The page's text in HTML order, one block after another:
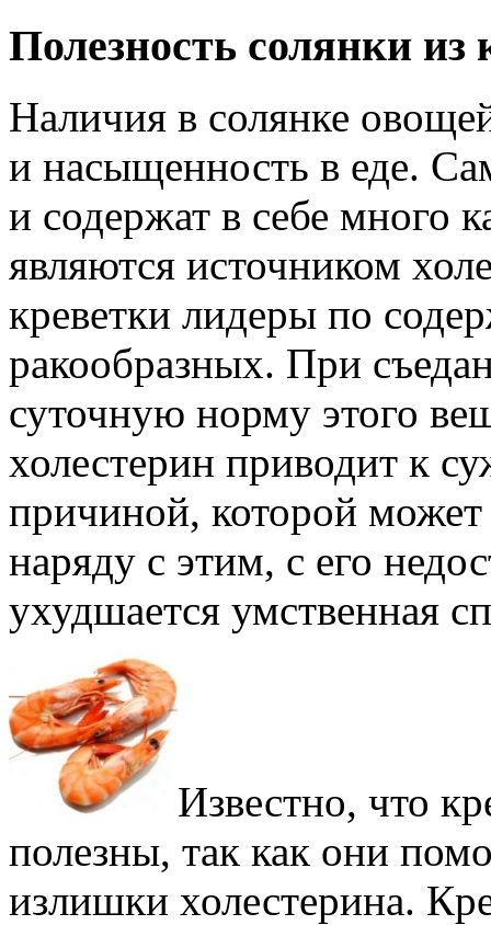
Полезность солянки из
Наличия в солянке
и насыщенность в еде.
и содержат в себе много
являются источником
креветки лидеры по
ракообразных. При
суточную норму этого
холестерин приводит к
причиной, которой
наряду с этим, с его
ухудшается умственная
Известно, что
полезны, так как они
излишки холестерина.